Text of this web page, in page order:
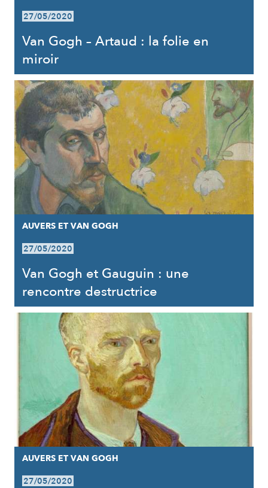
27/05/2020
Van Gogh – Artaud : la folie en
miroir
AUVERS ET VAN GOGH
27/05/2020
Van Gogh et Gauguin : une
rencontre destructrice
AUVERS ET VAN GOGH
27/05/2020